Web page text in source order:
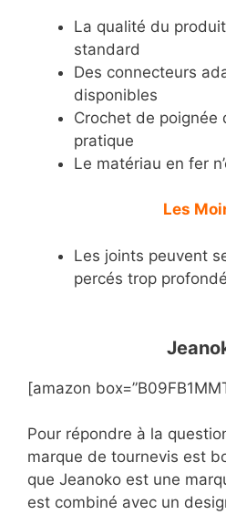
La qualité du
standard
Des connecteurs
disponibles
Crochet de poignée
pratique
Le matériau en fer
Les
Les joints peuvent
percés trop
[amazon
Pour répondre à la
marque de tournevis est
que Jeanoko est une
est combiné avec un